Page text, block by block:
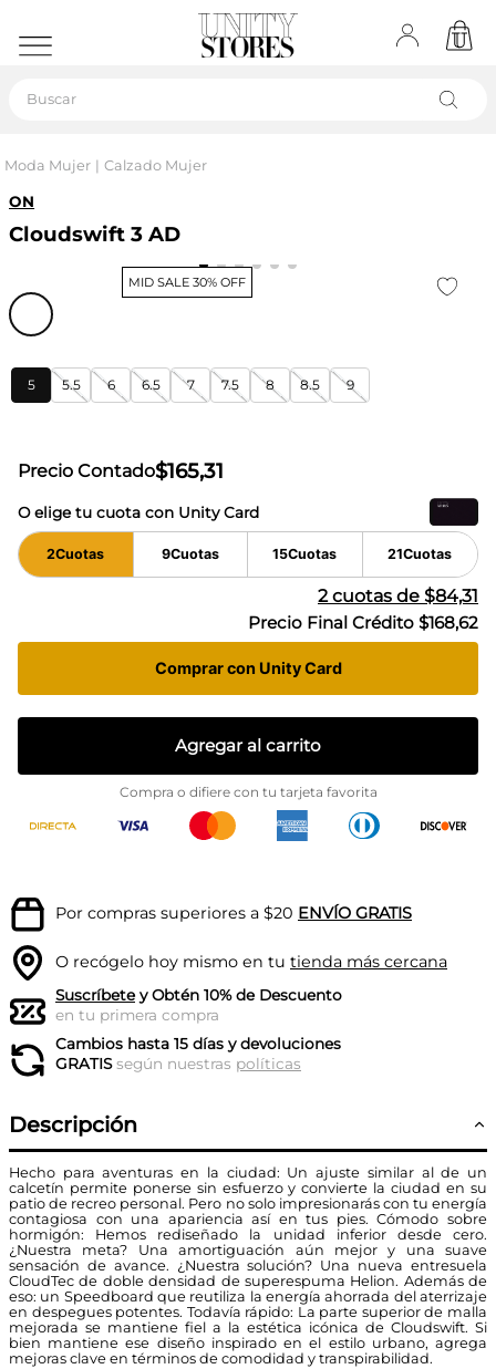
Moda Mujer Calzado Mujer
ON
Cloudswift 3 AD
MID SALE 30% OFF
5 5.5 6 6.5 7 7.5 8 8.5 9
Precio Contado$165,31
O elige tu cuota con Unity Card
2Cuotas 9Cuotas 15Cuotas 21Cuotas
2cuotas de $84,31
Precio Final Crédito $168,62
Comprar con Unity Card
Agregar al carrito
Compra o difiere con tu tarjeta favorita
Por compras superiores a $20 ENVÍO GRATIS
O recógelo hoy mismo en tu tienda más cercana
Suscríbetey Obtén 10% de Descuento
en tu primera compra
Cambios hasta 15 días y devoluciones
GRATISsegún nuestras políticas
Descripción
Hecho para aventuras en la ciudad: Un ajuste similar al de un
calcetín permite ponerse sin esfuerzo y convierte la ciudad en su
patio de recreo personal. Pero no solo impresionarás con tu energía
contagiosa con una apariencia así en tus pies. Cómodo sobre
hormigón: Hemos rediseñado la unidad inferior desde cero.
¿Nuestra meta? Una amortiguación aún mejor y una suave
sensación de avance. ¿Nuestra solución? Una nueva entresuela
CloudTec de doble densidad de superespuma Helion. Además de
eso: un Speedboard que reutiliza la energía ahorrada del aterrizaje
en despegues potentes. Todavía rápido: La parte superior de malla
mejorada se mantiene fiel a la estética icónica de Cloudswift. Si
bien mantiene ese diseño inspirado en el estilo urbano, agrega
mejoras clave en términos de comodidad y transpirabilidad.